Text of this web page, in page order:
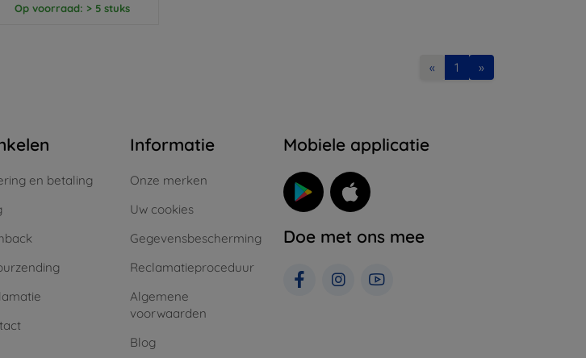
Op voorraad: > 5 stuks
« 1 »
en betaling
Informatie
Onze merken
Uw cookies
Gegevensbescherming
Reclamatieproceduur
Algemene
voorwaarden
Blog
Mobiele applicatie
Doe met ons mee